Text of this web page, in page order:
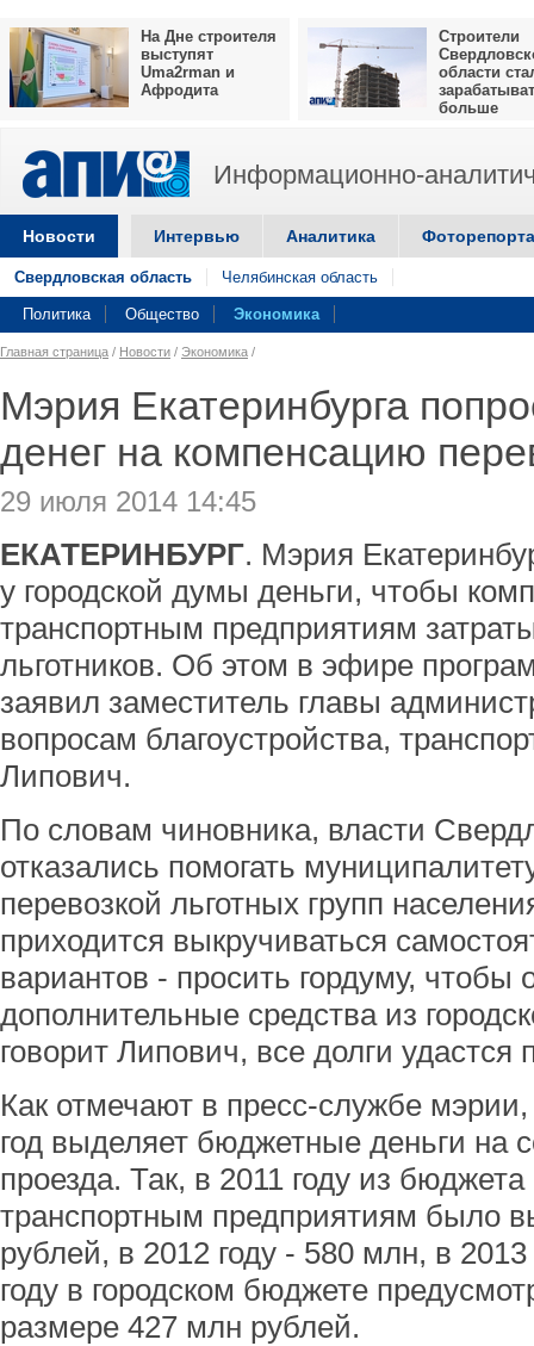
На Дне строителя
выступят
Uma2rman и
Афродита
Строители
области
больше
Информационно-
Новости Интервью Аналитика
Свердловская область Челябинская область
Политика Общество Экономика
Главная страница / Новости / Экономика /
Мэрия Екатеринбурга
денег на компенсацию
29 июля 2014 14:45
ЕКАТЕРИНБУРГ. Мэрия
у городской думы деньги, чтобы
транспортным предприятиям
льготников. Об этом в эфире
заявил заместитель главы
вопросам благоустройства,
Липович.
По словам чиновника, власти
отказались помогать
перевозкой льготных групп
приходится выкручиваться
вариантов - просить гордуму, чтобы
дополнительные средства из
говорит Липович, все долги удастся
Как отмечают в пресс-службе
год выделяет бюджетные деньги на
проезда. Так, в 2011 году из бюджета
транспортным предприятиям было
рублей, в 2012 году - 580 млн, в
году в городском бюджете
размере 427 млн рублей.